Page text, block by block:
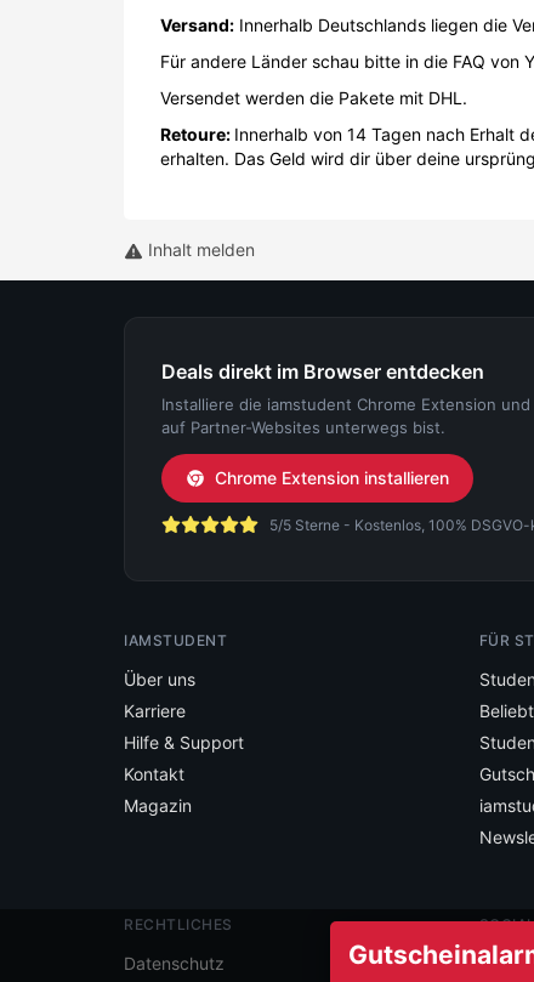
Versand: Innerhalb Deutschlands liegen die
Für andere Länder schau bitte in die FAQ von
Versendet werden die Pakete mit DHL.
Retoure: Innerhalb von 14 Tagen nach Erhalt
erhalten. Das Geld wird dir über deine
Inhalt melden
Deals direkt im Browser entdecken
Installiere die iamstudent Chrome Extension
auf Partner-Websites unterwegs bist.
Chrome Extension installieren
5/5 Sterne - Kostenlos, 100%
IAMSTUDENT
Über uns
Karriere
Hilfe & Support
Kontakt
Magazin
FÜR
RECHTLICHES
Datenschutz Folge